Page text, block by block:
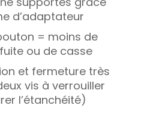
d’adaptateur
= moins de
ou de casse
et fermeture très
vis à verrouiller
l’étanchéité)